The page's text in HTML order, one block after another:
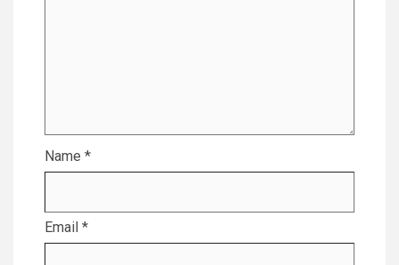
Name *
Email *